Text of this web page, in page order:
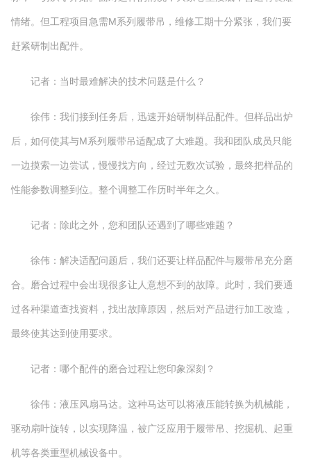
情绪。但工程项目急需M系列履带吊，维修工期十分紧张，我们要
赶紧研制出配件。
记者：当时最难解决的技术问题是什么？
徐伟：我们接到任务后，迅速开始研制样品配件。但样品出炉
后，如何使其与M系列履带吊适配成了大难题。我和团队成员只能
一边摸索一边尝试，慢慢找方向，经过无数次试验，最终把样品的
性能参数调整到位。整个调整工作历时半年之久。
记者：除此之外，您和团队还遇到了哪些难题？
徐伟：解决适配问题后，我们还要让样品配件与履带吊充分磨
合。磨合过程中会出现很多让人意想不到的故障。此时，我们要通
过各种渠道查找资料，找出故障原因，然后对产品进行加工改造，
最终使其达到使用要求。
记者：哪个配件的磨合过程让您印象深刻？
徐伟：液压风扇马达。这种马达可以将液压能转换为机械能，
驱动扇叶旋转，以实现降温，被广泛应用于履带吊、挖掘机、起重
机等各类重型机械设备中。